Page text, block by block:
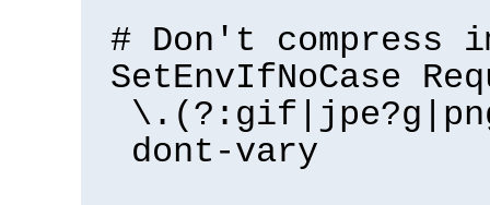
# Don't compress
SetEnvIfNoCase
dont-vary